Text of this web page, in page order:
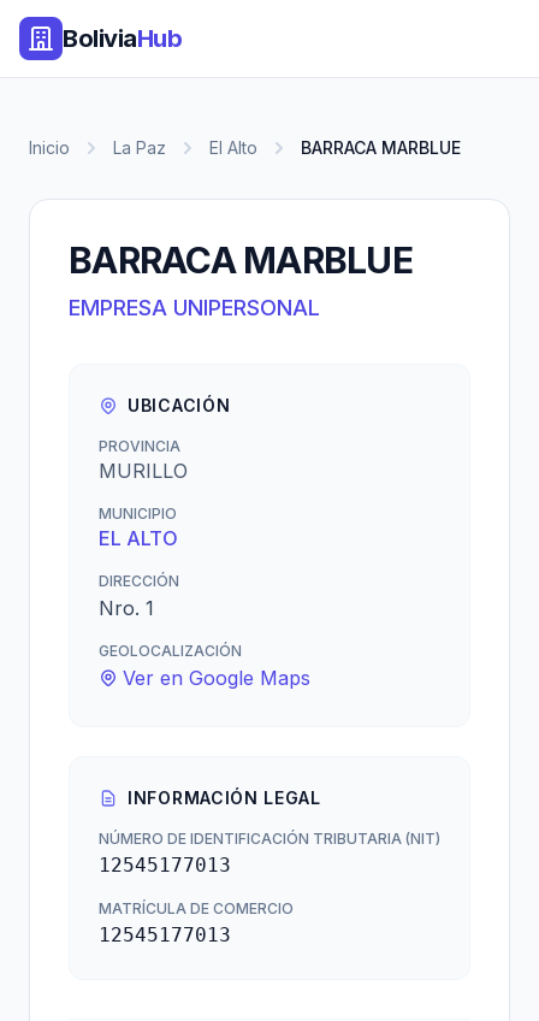
BoliviaHub
Inicio La Paz El Alto BARRACA MARBLUE
BARRACA MARBLUE
EMPRESA UNIPERSONAL
UBICACIÓN
PROVINCIA
MURILLO
MUNICIPIO
EL ALTO
DIRECCIÓN
Nro. 1
GEOLOCALIZACIÓN
Ver en Google Maps
INFORMACIÓN LEGAL
NÚMERO DE IDENTIFICACIÓN TRIBUTARIA (NIT)
12545177013
MATRÍCULA DE COMERCIO
12545177013